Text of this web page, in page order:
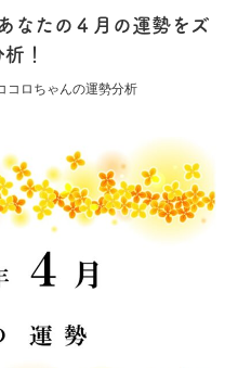
なたの４月の運勢をズ
！
コロちゃんの運勢分析